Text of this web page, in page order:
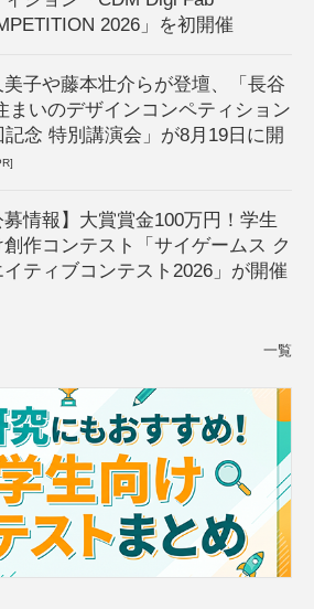
2026」を初開催
美子や藤本壮介らが登壇、「長谷
まいのデザインコンペティション
記念 特別講演会」が8月19日に開
募情報】大賞賞金100万円！学生
創作コンテスト「サイゲームス ク
イティブコンテスト2026」が開催
一覧